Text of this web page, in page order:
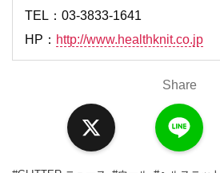
TEL：03-3833-1641
HP： http://www.healthknit.co.jp
Share